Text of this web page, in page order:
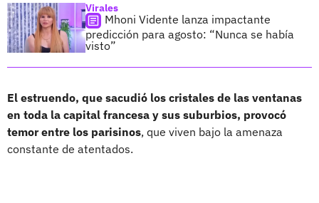
Virales
Mhoni Vidente lanza impactante
predicción para agosto: “Nunca se había
visto”
El estruendo, que sacudió los cristales de las ventanas
en toda la capital francesa y sus suburbios, provocó
temor entre los parisinos, que viven bajo la amenaza
constante de atentados.